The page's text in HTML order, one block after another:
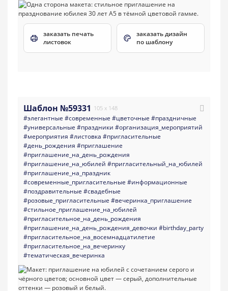
заказать печать
листовок
заказать дизайн
по шаблону
Шаблон №59331 105 x 148
#элегантные #современные #цветочные #праздничные
#универсальные #праздники #организация_мероприятий
#мероприятия #листовка #пригласительные
#день_рождения #приглашение
#приглашение_на_день_рождения
#приглашение_на_юбилей #пригласительный_на_юбилей
#приглашение_на_праздник
#современные_пригласительные #информационные
#поздравительные #свадебные
#розовые_пригласительные #вечеринка_приглашение
#стильное_приглашение_на_юбилей
#пригласительное_на_день_рождения
#приглашение_на_день_рождения_девочки #birthday_party
#пригласительное_на_восемнадцатилетие
#пригласительное_на_вечеринку
#тематическая_вечеринка